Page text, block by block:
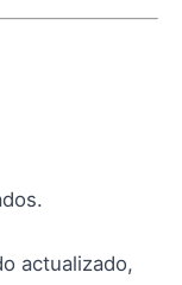
actualizado,